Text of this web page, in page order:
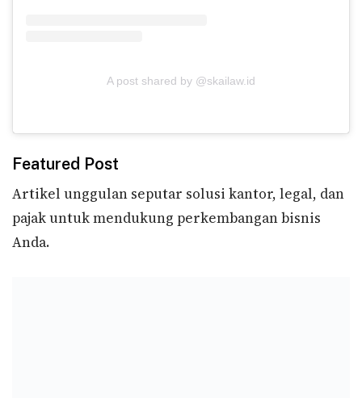
A post shared by @skailaw.id
Featured Post
Artikel unggulan seputar solusi kantor, legal, dan
pajak untuk mendukung perkembangan bisnis
Anda.